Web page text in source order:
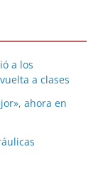
a los
a clases
ahora en